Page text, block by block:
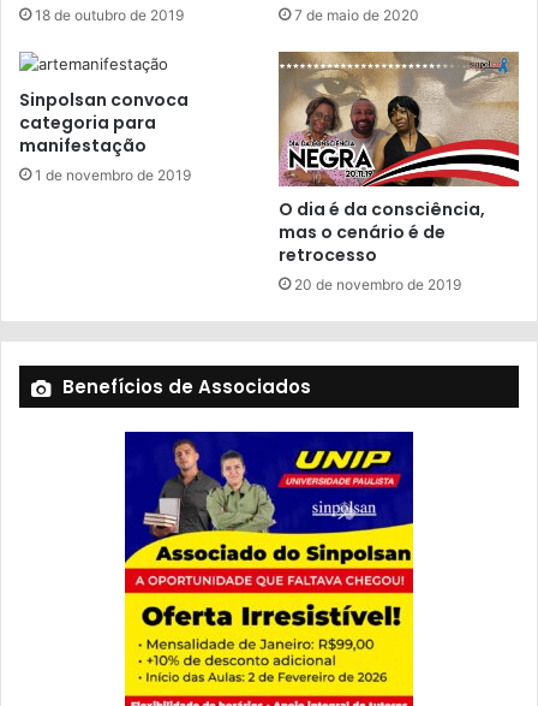
18 de outubro de 2019 7 de maio de 2020
Sinpolsan convoca
categoria para
manifestação
1 de novembro de 2019
O dia é da consciência,
mas o cenário é de
retrocesso
20 de novembro de 2019
Benefícios de Associados